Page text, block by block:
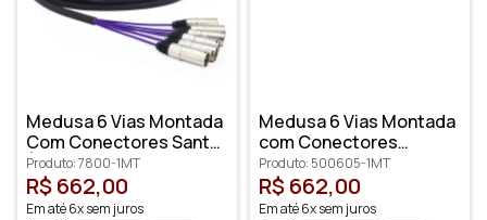
Medusa 6 Vias Montada
Com Conectores Santo
Ângelo
Produto: 7800-1MT
R$ 662,00
Em até 6x sem juros
Medusa 6 Vias Montada
com Conectores
Amphenol
Produto: 500605-1MT
R$ 662,00
Em até 6x sem juros